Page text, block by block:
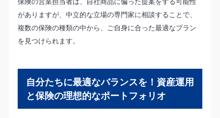
がありますが、中立的な立場の専門家に相談することで、
複数の保険の種類の中から、ご自身に合った最適なプラン
を見つけられます。
自分たちに最適なバランスを！資産運用
と保険の理想的なポートフォリオ